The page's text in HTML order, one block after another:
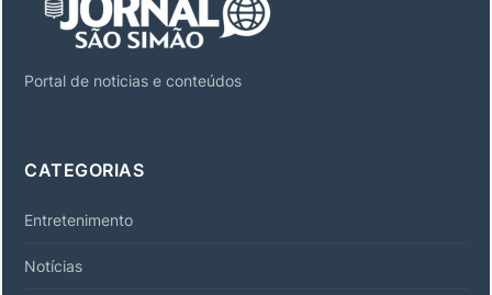
Portal de noticias e conteúdos
CATEGORIAS
Entretenimento
Notícias